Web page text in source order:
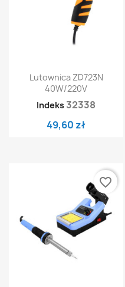
Lutownica ZD723N
40W/220V
Indeks 32338
49,60 zł
favorite_border